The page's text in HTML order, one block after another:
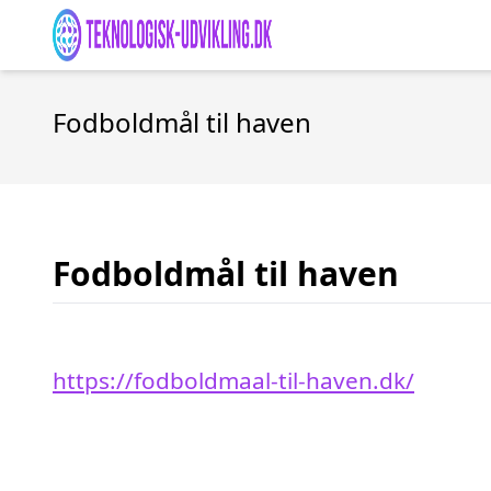
Fodboldmål til haven
Fodboldmål til haven
https://fodboldmaal-til-haven.dk/